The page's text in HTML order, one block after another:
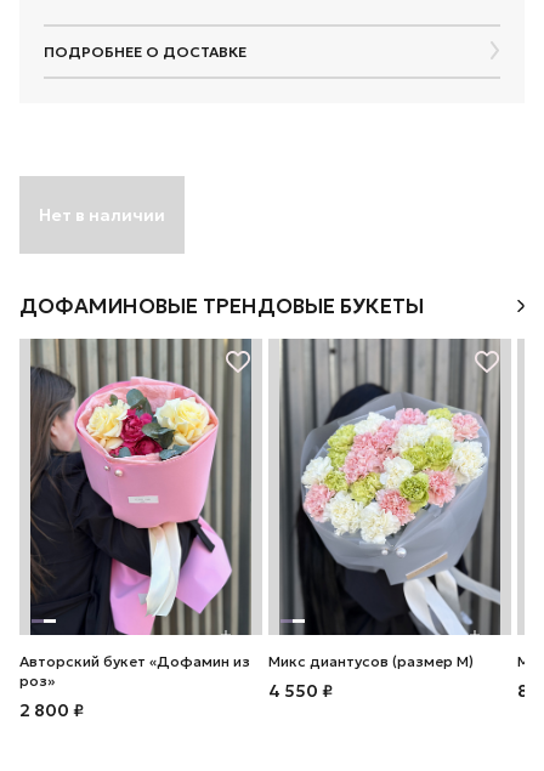
ПОДРОБНЕЕ О ДОСТАВКЕ
Нет в наличии
ДОФАМИНОВЫЕ ТРЕНДОВЫЕ БУКЕТЫ
Авторский букет «Дофамин из
роз»
2 800 ₽
Микс диантусов (размер М)
4 550 ₽ 8